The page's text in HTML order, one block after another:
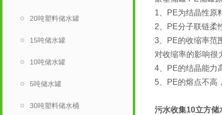
20吨塑料储水罐
15吨储水罐
10吨储水罐
5吨储水罐
30吨塑料储水桶
1、PE为结晶性原
2、PE分子联链柔
3、PE的收缩率范
对收缩率的影响很
4、PE的结晶能力
5、PE的熔点不高
污水收集10立方储